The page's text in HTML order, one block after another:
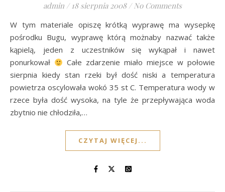
admin / 18 sierpnia 2008 / No Comments
W tym materiale opiszę krótką wyprawę ma wysepkę
pośrodku Bugu, wyprawę którą możnaby nazwać także
kąpielą, jeden z uczestników się wykąpał i nawet
ponurkował
Całe zdarzenie miało miejsce w połowie
sierpnia kiedy stan rzeki był dość niski a temperatura
powietrza oscylowała wokó 35 st C. Temperatura wody w
rzece była dość wysoka, na tyle że przepływająca woda
zbytnio nie chłodziła,…
CZYTAJ WIĘCEJ...